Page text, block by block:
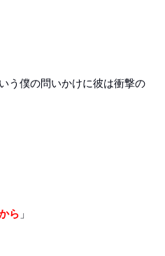
う僕の問いかけに彼は衝撃の
ら 」